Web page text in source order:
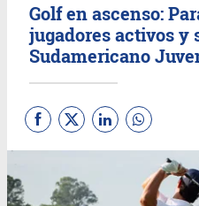
Golf en ascenso:
jugadores activos y
Sudamericano